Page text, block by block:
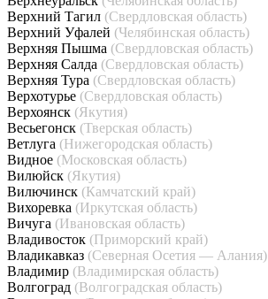
Верхний Тагил (Свердловская область)
Верхний Уфалей (Челябинская область)
Верхняя Пышма (Свердловская область)
Верхняя Салда (Свердловская область)
Верхняя Тура (Свердловская область)
Верхотурье (Свердловская область)
Верхоянск (Якутия)
Весьегонск (Тверская область)
Ветлуга (Нижегородская область)
Видное (Московская область)
Вилюйск (Якутия)
Вилючинск (Камчатский край)
Вихоревка (Иркутская область)
Вичуга (Ивановская область)
Владивосток (Приморский край)
Владикавказ (Северная Осетия — Алания)
Владимир (Владимирская область)
Волгоград (Волгоградская область)